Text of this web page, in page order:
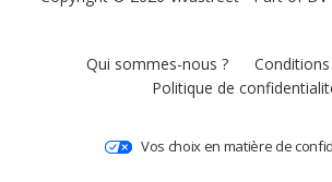
Qui sommes-nous ?
Politique de
Vos choix en matière de